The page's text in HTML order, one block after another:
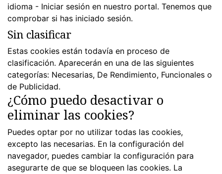
idioma - Iniciar sesión en nuestro portal. Tenemos que
comprobar si has iniciado sesión.
Sin clasificar
Estas cookies están todavía en proceso de
clasificación. Aparecerán en una de las siguientes
categorías: Necesarias, De Rendimiento, Funcionales o
de Publicidad.
¿Cómo puedo desactivar o
eliminar las cookies?
Puedes optar por no utilizar todas las cookies,
excepto las necesarias. En la configuración del
navegador, puedes cambiar la configuración para
asegurarte de que se bloqueen las cookies. La